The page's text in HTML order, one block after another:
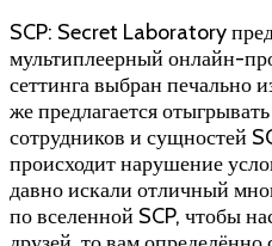
SCP: Secret Laboratory
мультиплеерный онлайн-
сеттинга выбран печально
же предлагается
сотрудников и сущностей
происходит нарушение
давно искали отличный
по вселенной SCP, чтобы